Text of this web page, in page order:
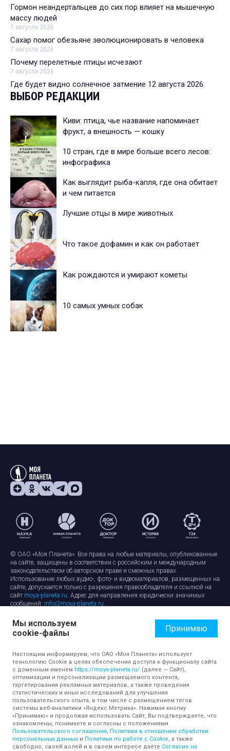
Гормон неандертальцев до сих пор влияет на мышечную
массу людей
7 августа 2026
Сахар помог обезьяне эволюционировать в человека
7 августа 2026
Почему перелетные птицы исчезают
7 августа 2026
Где будет видно солнечное затмение 12 августа 2026
ВЫБОР РЕДАКЦИИ
Киви: птица, чье название напоминает
фрукт, а внешность — кошку
10 стран, где в мире больше всего лесов:
инфографика
Как выглядит рыба-капля, где она обитает
и чем питается
Лучшие отцы в мире животных
Что такое дофамин и как он работает
Как рождаются и умирают кометы
10 самых умных собак
© ОАО «Моя Планета». Все права на любые материалы, опубликованные
на сайте, защищены в соответствии с российским и международным
законодательством об авторском праве и смежных правах.
Использование любых аудио-, фото- и видеоматериалов, размещенных на
сайте, допускается только с разрешения правообладателя и ссылкой на
сайт moya-planeta.ru. Адрес для направления юридически значимых
сообщений: info@moya-planeta.ru.
Правила сайтаРабота с cookie-файлами
Защита персональных данных
Обработка персональных данных
Мы используем
cookie-файлы
Принимаю
Настоящим информируем, что ОАО «Моя Планета» использует
технологию Cookie в целях обеспечения доступа к функционалу сайта
с доменным именем https://moya-planeta.ru/ (далее — Сайт),
оптимизации и персонализации размещаемого контента,
таргетирования рекламных материалов, а также проведения
статистических и иных исследований для улучшения
пользовательского опыта, в том числе с размещением тегов
системы веб-аналитики «Яндекс Метрика». Нажимая кнопку
«Принимаю» и продолжая использовать Сайт, Вы подтверждаете, что
ознакомлены, понимаете и согласны с положениями
Пользовательского соглашения, Политики в отношении обработки
персональных данных и Политики по работе с Cookie, а также
свободно, своей волей и в своем интересе даёте Согласие на